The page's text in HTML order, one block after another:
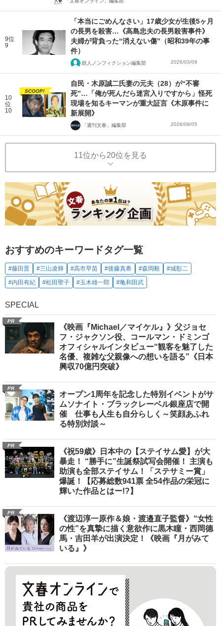
9位
9
「本当にごめんなさい」17歳少女が生後5ヶ月
の長男を殺害…《高島忠夫の長男殺害事件》
夫婦が背負った“消えない傷”（昭和39年の事
件）
鉄人ノンフィクション編集部 2026/03/09
10
位
10
SCOOP!
自民・木原誠二氏妻の元夫（28）が“不審
死”…「俺が死んだら迷宮入りですから」怪死
現場を知るキーマンが重大証言《木原事件に
新展開》
「週刊文春」編集部 2026/08/05
11位から20位を見る
おすすめのキーワードタグ一覧
#藤田晋 #三山凌輝 #高市早苗 #後藤真希 #森岡毅
#城彰二
#内田有紀
#松田聖子 #玉木雄一郎 #亀和田武
SPECIAL
PR
《映画『Michael／マイケル』》父ジョセ
フ・ジャクソン役、コールマン・ドミンゴ
オフィシャルインタビュー“観客を魅了した
名優、複雑な父親像への想いを語る”《日本
興収70億円突破》
PR
オープン1周年を記念した特別イベントがサ
ムソナイト・ブラックレーベル銀座店で開
催 仕事も人生も自分らしく～笑顔あふれ
る特別対談～
PR
《祝59歳》日本中の【ステイサム愛】が大
暴走！ “勝手に”生誕祭試写会開催！ 主演も
助演も全部ステイサム！「ステサミー賞」
爆誕！【応募総数941票 全54作品の栄冠に
輝いた作品とはー!?】
PR
《渡辺淳一原作＆娘・渡邉直子監督》“女性
の性”を真摯に描く意欲作に黒木瞳・西岡德
馬・吉田羊が出演決定！《映画『月がみて
いる』》